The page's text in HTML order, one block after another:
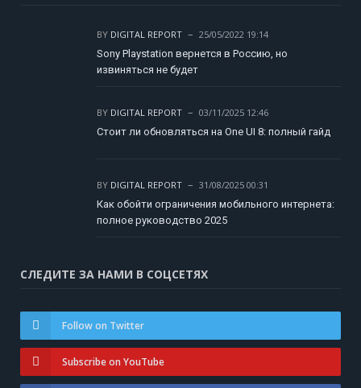
BY DIGITAL REPORT
25/05/2022 19:14
Sony Playstation вернется в Россию, но
извиняться не будет
BY DIGITAL REPORT
03/11/2025 12:46
Стоит ли обновляться на One UI 8: полный гайд
BY DIGITAL REPORT
31/08/2025 00:31
Как обойти ограничения мобильного интернета:
полное руководство 2025
СЛЕДИТЕ ЗА НАМИ В СОЦСЕТЯХ
Follow on Twitter
Subscribe on YouTube